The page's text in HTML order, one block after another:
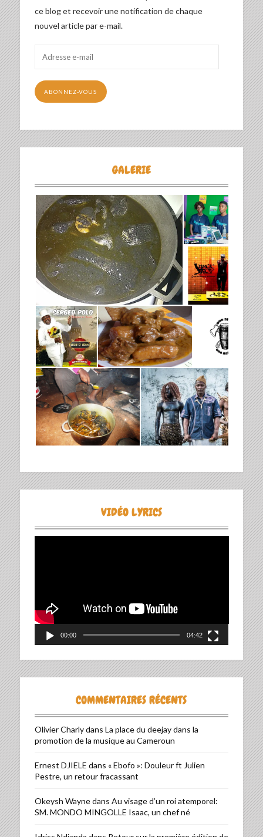
ce blog et recevoir une notification de chaque
nouvel article par e-mail.
mail
ABONNEZ-VOUS
GALERIE
VIDÉO LYRICS
00:00 04:42
COMMENTAIRES RÉCENTS
Olivier Charlydans La place du deejay dans la
promotion de la musique au Cameroun
Ernest DJIELE dans « Ebofo »: Douleur ft Julien
Pestre, un retour fracassant
Okeysh Waynedans Au visage d’un roi atemporel:
SM. MONDO MINGOLLE Isaac, un chef né